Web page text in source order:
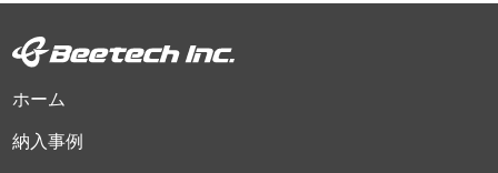
ホーム
納入事例